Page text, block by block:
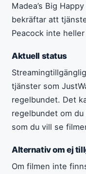
Madea’s Big
bekräftar att
Peacock inte
Aktuell status
tjänster som
regelbundet. Det
regelbundet om
som du vill se
Alternativ om ej
Om filmen inte